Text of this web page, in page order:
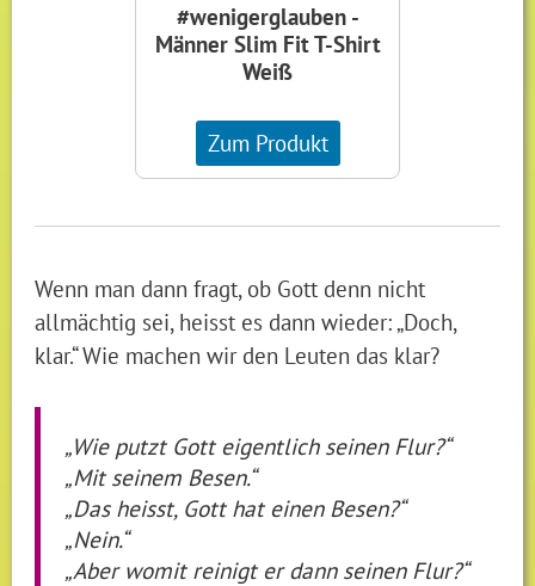
#wenigerglauben -
Männer Slim Fit T-Shirt
Weiß
Zum Produkt
Wenn man dann fragt, ob Gott denn nicht
allmächtig sei, heisst es dann wieder: „Doch,
klar.“ Wie machen wir den Leuten das klar?
„Wie putzt Gott eigentlich seinen Flur?“
„Mit seinem Besen.“
„Das heisst, Gott hat einen Besen?“
„Nein.“
„Aber womit reinigt er dann seinen Flur?“